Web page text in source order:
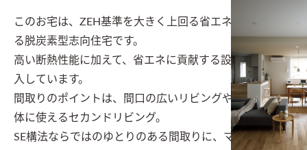
このお宅は、ZEH基準を大きく上回る省エネ性能を有す
る脱炭素型志向住宅です。
高い断熱性能に加えて、省エネに貢献する設備機器を導
入しています。
間取りのポイントは、間口の広いリビングや、他室と一
体に使えるセカンドリビング。
SE構法ならではのゆとりのある間取りに、マグネットニ